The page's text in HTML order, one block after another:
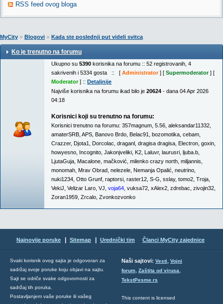
RSS feed ovog bloga
MyCity » Blogovi » Kada ste poslednji put videli svitca
Ko je trenutno na forumu
Ukupno su 5390 korisnika na forumu :: 52 registrovanih, 4
sakrivenih i 5334 gosta :: [ Administrator] [ Supermoderator] [
Moderator] :: Detaljnije
Najviše korisnika na forumu ikad bilo je 20624 - dana 04 Apr 2026
04:18
Korisnici koji su trenutno na forumu:
Korisnici trenutno na forumu: 357magnum 5.56 aleksandar11332
amaterSRB APS Banovo Brdo Belac91 bozomotika cebam
Crazzer, Djota1 Dorcolac draganl dragisa dragisa Electron goxin
howyesno Incognito Jakonjveliki K2 Laluvr, laurusri ljuba.b
LjutaGuja Macalone mačković milenko crazy north miljannis
monomah Mrav Obrad nelezele Nemanja Opalić neutrino
nuki1234 Otto Grunf raptorsi raster12 S-G sslay, tomo2 Troja
VekiJ Velizar Laro VJ voja64 vuksa72 xAlex2 zdrebac zivojin32
Zoran1959 Zrcalo Zvonkozvonko
Najnovije poruke Sitemap Urednički tim Članci MyCity zajednice
Svaki korisnik ovog sajta je odgovoran za
sadržaj svoje poruke koju objavi na sajtu.
Sajt se odriče svake odgovornosti za
sadržaj tih poruka.
Postavljanjem vaše poruke ili vašeg
Naši sajtovi: Vesti, Vojni
forum, Zaštita od virusa,
TekstPesme.rs
This content is licensed